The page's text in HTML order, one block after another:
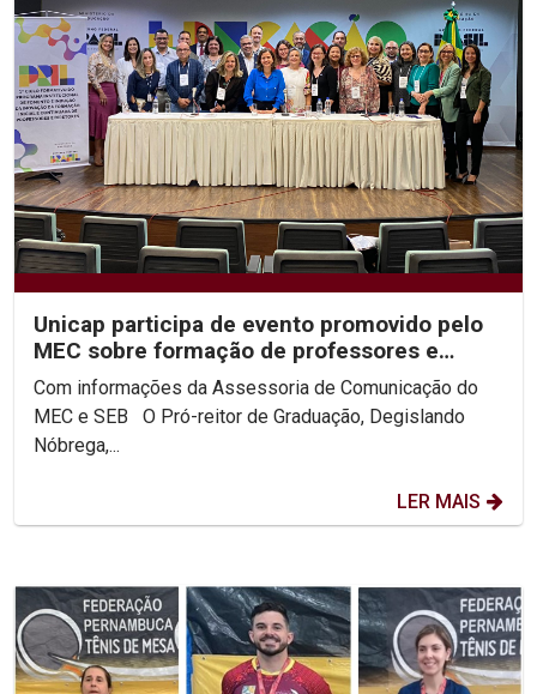
Unicap participa de evento promovido pelo
MEC sobre formação de professores e
diretores de escola
Com informações da Assessoria de Comunicação do
MEC e SEB O Pró-reitor de Graduação, Degislando
Nóbrega,...
LER MAIS